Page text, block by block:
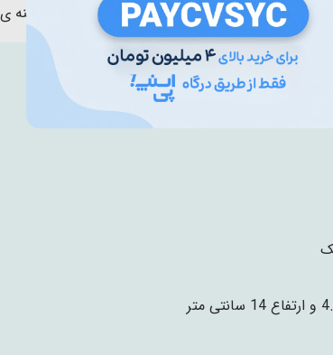
این لگو باعث شده که برای هدیه به کودکان یک گزینه